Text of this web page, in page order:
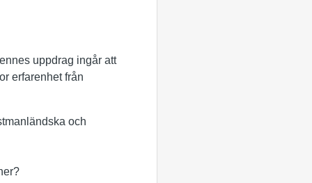
uppdrag ingår att
erfarenhet från
och